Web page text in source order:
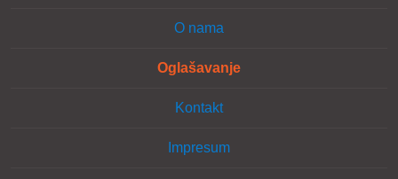
O nama
Oglašavanje
Kontakt
Impresum